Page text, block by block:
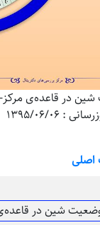
در قاعده‌ی مرکز-
1395/06/06
اصلی
شین در